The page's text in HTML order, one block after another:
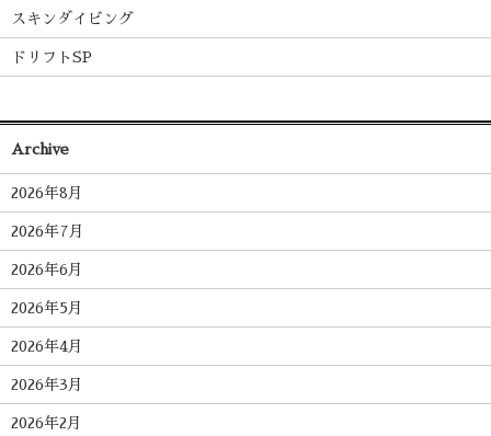
スキンダイビング
ドリフトSP
Archive
2026年8月
2026年7月
2026年6月
2026年5月
2026年4月
2026年3月
2026年2月